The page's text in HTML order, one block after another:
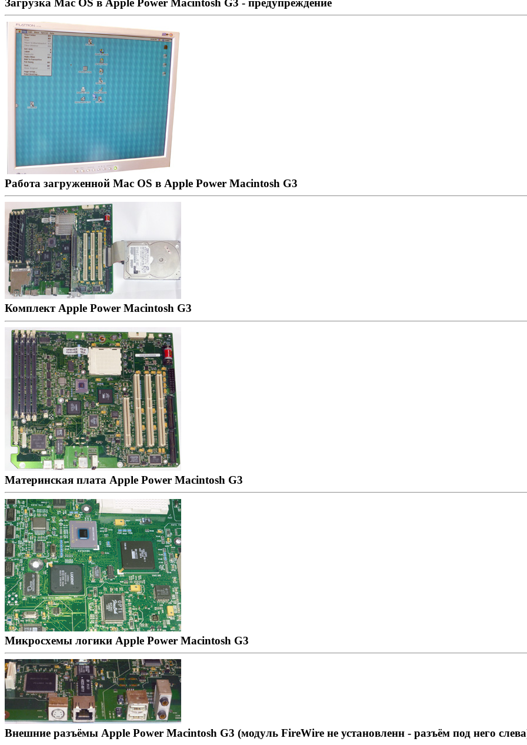
Загрузка Mac OS в Apple Power Macintosh G3 - предупреждение
Работа загруженной Mac OS в Apple Power Macintosh G3
Комплект Apple Power Macintosh G3
Материнская плата Apple Power Macintosh G3
Микросхемы логики Apple Power Macintosh G3
Внешние разъёмы Apple Power Macintosh G3 (модуль FireWire не установленн - разъём под него